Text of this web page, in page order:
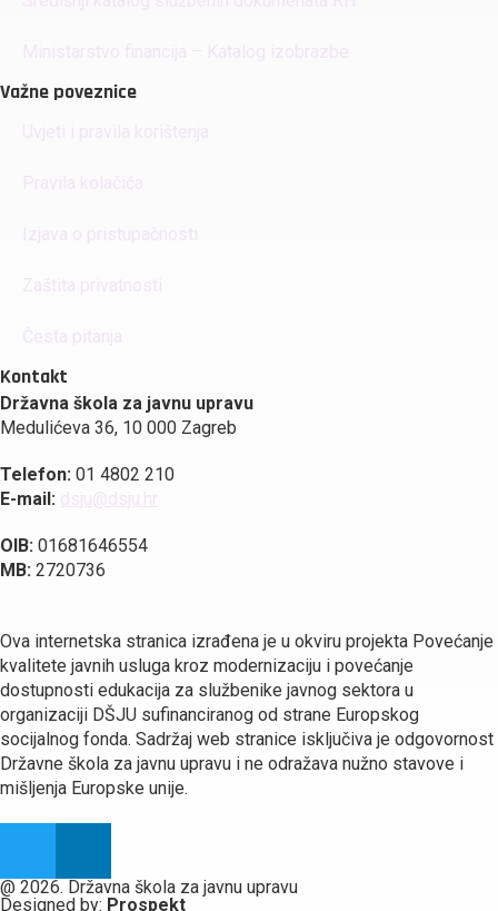
Važne poveznice
Kontakt
Državna škola za javnu upravu
Medulićeva 36, 10 000 Zagreb
Telefon: 01 4802 210
E-mail:
OIB: 01681646554
MB: 2720736
Ova internetska stranica izrađena je u okviru projekta Povećanje
kvalitete javnih usluga kroz modernizaciju i povećanje
dostupnosti edukacija za službenike javnog sektora u
organizaciji DŠJU sufinanciranog od strane Europskog
socijalnog fonda. Sadržaj web stranice isključiva je odgovornost
Državne škola za javnu upravu i ne odražava nužno stavove i
mišljenja Europske unije.
@ 2026. Državna škola za javnu upravu
Designed by: Prospekt